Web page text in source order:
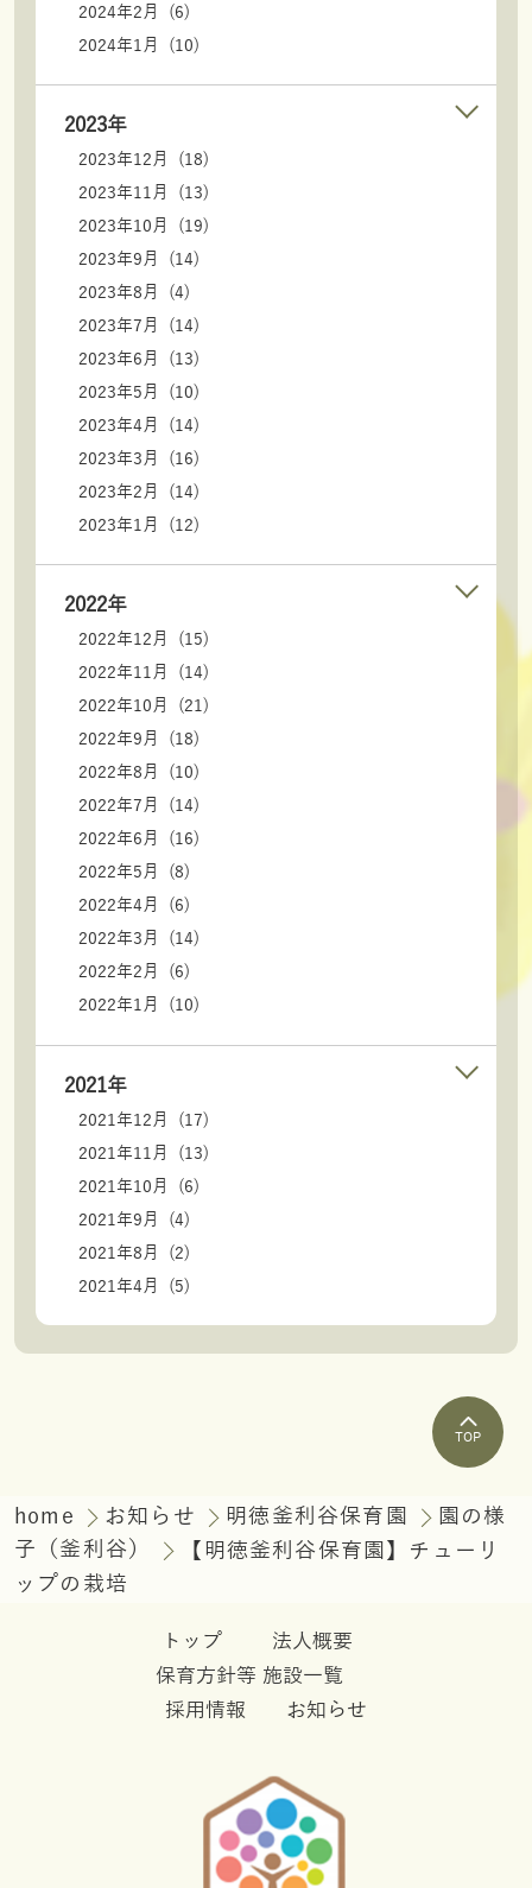
2024年2月 (6)
2024年1月 (10)
2023年
2023年12月 (18)
2023年11月 (13)
2023年10月 (19)
2023年9月 (14)
2023年8月 (4)
2023年7月 (14)
2023年6月 (13)
2023年5月 (10)
2023年4月 (14)
2023年3月 (16)
2023年2月 (14)
2023年1月 (12)
2022年
2022年12月 (15)
2022年11月 (14)
2022年10月 (21)
2022年9月 (18)
2022年8月 (10)
2022年7月 (14)
2022年6月 (16)
2022年5月 (8)
2022年4月 (6)
2022年3月 (14)
2022年2月 (6)
2022年1月 (10)
2021年
2021年12月 (17)
2021年11月 (13)
2021年10月 (6)
2021年9月 (4)
2021年8月 (2)
2021年4月 (5)
TOP
home お知らせ 明徳釜利谷保育園
園の様
子（釜利谷）
【明徳釜利谷保育園】チューリ
ップの栽培
トップ
法人概要
保育方針等 施設一覧
採用情報
お知らせ